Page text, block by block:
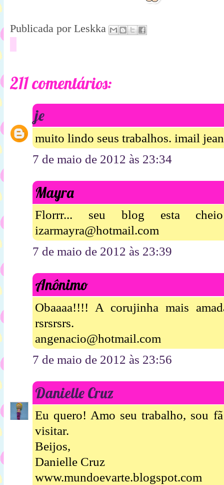
Publicada por Leskka
211 comentários:
je
muito lindo seus trabalhos. imail
7 de maio de 2012 às 23:34
Mayra
Florrr... seu blog esta
izarmayra@hotmail.com
7 de maio de 2012 às 23:39
Anônimo
Obaaaa!!!! A corujinha mais
rsrsrsrs.
angenacio@hotmail.com
7 de maio de 2012 às 23:56
Danielle Cruz
Eu quero! Amo seu trabalho, sou
visitar.
Beijos,
Danielle Cruz
www.mundoevarte.blogspot.com